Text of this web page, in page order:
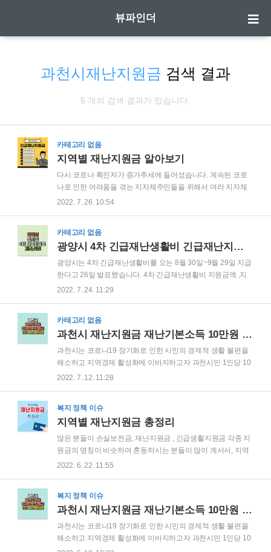
뷰파인더
과천시재난지원금 검색 결과
5 개의 검색 결과가 있습니다.
카테고리 없음
지역별 재난지원금 알아보기
다시 코로나 확진자가 증가추세에 들어섰습니다. 계속된 코로
나로 인한 어려움을 겪는 지자체주민들을 위해서 여러 지자체
에서 재난지원금 지급을 결정하고, 지급을 진행하고 있는데, 현
급 ​ ✔ 경산시 재난지원금 20만원 지급 ​ ✔ 과천시 재난지원금
10만원 지급 ​ ✔ 순창군 재난지원금 50만원 지급 ​ ✔ 장흥군 재
난지원금 20만원 지급 ​ ✔ 광양시 재난지원금 100만원 지급
2022. 7. 26. 10:54
카테고리 없음
광양시 4차 긴급재난생활비 긴급재난지원금 지급 금액 시기 신청 방법
광양시는 4차 긴급재난생활비를 오는 8월 30일~9월 29일 지급
한다고 26일 발표했습니다. 4차 긴급재난생활비 지원금액 ,지
원대상 지원금액 : 만 19세 이상 30만원 / 만 19세 이하( 2002년
민등록상 광양시민이며, 광양에 국내 체류지로 등록된 외국인
과 국내 거소지로 신고된 외국국적동포, 9월 29일까지 출생등
록을 완료한 출생아도 포함 지급방법 지급방법 : 광양사랑상품
권과 온누리상품권 병행지급 - 만 19세 이상 : 광양사랑샃품권
2022. 7. 24. 11:29
카테고리 없음
과천시 재난지원금 재난기본소득 10만원 지급 신청 대상 방법
과천시는 코로나19 장기화로 인한 시민의 경제적 생활 불편을
해소하고 지역경제 활성화에 이바지하고자 과천시민 1인당 10
만원씩 재난기본소득을 지급하며, 지급 신청은 오는 8월 1일부
민자,영주권자)이 되어있는 내국인 및 외국인 지급 금액 : 1인
10만원 전시민 지급 신청방법 오프라인 : 2022년 8월 8일 ~8월
31일 신분증 지참후 주민등록지 동주민센터 방문 * 토,일요일 ,
공휴일 제외 * 외국인은 오프라인방식으로만 신청 가능 8월
2022. 7. 12. 11:28
복지 정책 이슈
지역별 재난지원금 총정리
많은 분들이 손실보전금, 재난지원금 , 긴급생활지원금 각종 지
원금의 명칭이 비슷하여 혼동하시는 분들이 많이 계서서, 지역
별 코로나19 지원금을 정리하여 알려드리니, 해당하시는 지역
신청하기 바로가기👈 6차 긴급고용 안정지원금 200만원,특고
프리랜서 지원 🔻🔻🔻🔻 👉6차 긴급고용 안정지원금 200만원
특고,프리랜서 지원 바로가기 👈 저소득층 긴급생활안정지원
금 재난지원금 지급 🔻🔻🔻🔻 👉저소득층 긴급생활안정지원금
2022. 6. 22. 11:55
복지 정책 이슈
과천시 재난지원금 재난기본소득 10만원 지급 신청 대상 방법
과천시는 코로나19 장기화로 인한 시민의 경제적 생활 불편을
해소하고 지역경제 활성화에 이바지하고자 과천시민 1인당 10
만원씩 재난기본소득을 지급하며, 지급 신청은 오는 8월 1일부